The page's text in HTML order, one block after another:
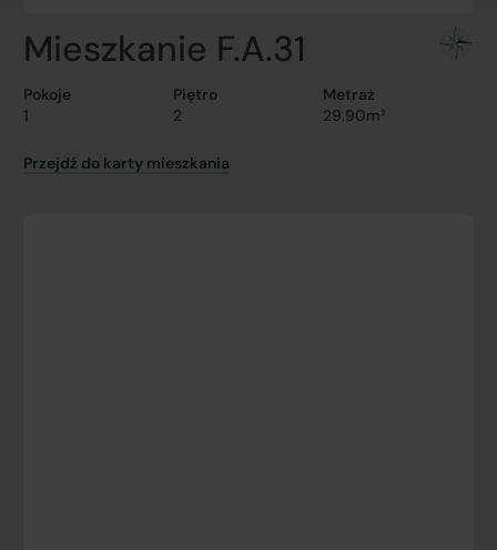
Mieszkanie F.A.31
Pokoje
1
Piętro
2
Metraż
29.90m²
Przejdź do karty mieszkania